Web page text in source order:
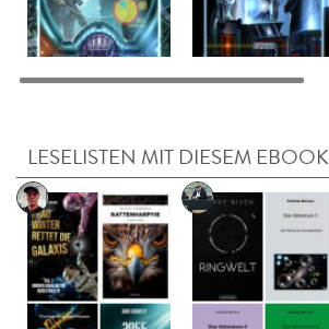
LESELISTEN MIT DIESEM EBOOK